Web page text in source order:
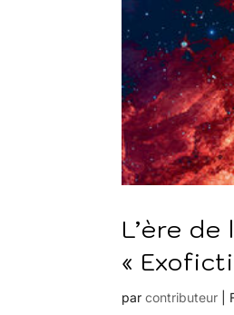
L’ère
«
parcontributeur